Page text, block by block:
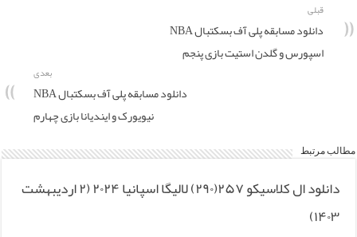
قبلی
دانلود مسابقه پلی آف بسکتبال NBA
اسپورس و گلدن استیت بازی پنجم
بعدی
دانلود مسابقه پلی آف بسکتبال NBA
نیویورک و ایندیانا بازی چهارم
مطالب مرتبط
دانلود ال کلاسیکو ۲۵۷(۲۹۰) لالیگا اسپانیا ۲۰۲۴ (۲ اردیبهشت
۱۴۰۳)